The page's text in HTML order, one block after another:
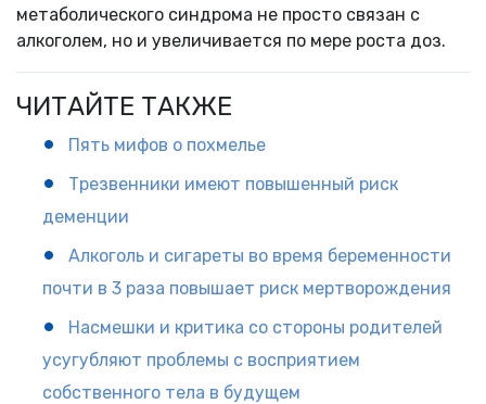
метаболического синдрома не просто связан с
алкоголем, но и увеличивается по мере роста доз.
ЧИТАЙТЕ ТАКЖЕ
Пять мифов о похмелье
Трезвенники имеют повышенный риск
деменции
Алкоголь и сигареты во время беременности
почти в 3 раза повышает риск мертворождения
Насмешки и критика со стороны родителей
усугубляют проблемы с восприятием
собственного тела в будущем